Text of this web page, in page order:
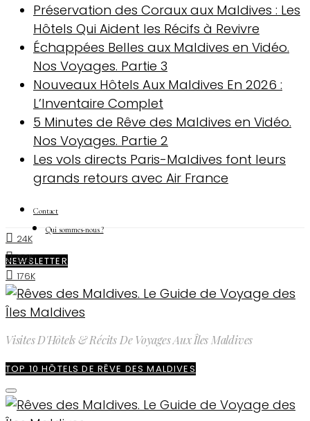
Préservation des Coraux aux Maldives : Les
Hôtels Qui Aident les Récifs à Revivre
Échappées Belles aux Maldives en Vidéo.
Nos Voyages. Partie 3
Nouveaux Hôtels Aux Maldives En 2026 :
L’Inventaire Complet
5 Minutes de Rêve des Maldives en Vidéo.
Nos Voyages. Partie 2
Les vols directs Paris-Maldives font leurs
grands retours avec Air France
Contact
Qui sommes-nous ?
NEWSLETTER
24K
60K
176K
Visites D'Hôtels & Récits De Voyages Aux Îles Maldives
TOP 10 HÔTELS DE RÊVE DES MALDIVES